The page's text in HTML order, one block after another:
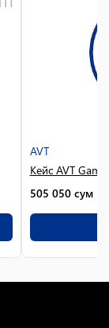
AVT
Кейс AVT
505 050 сум